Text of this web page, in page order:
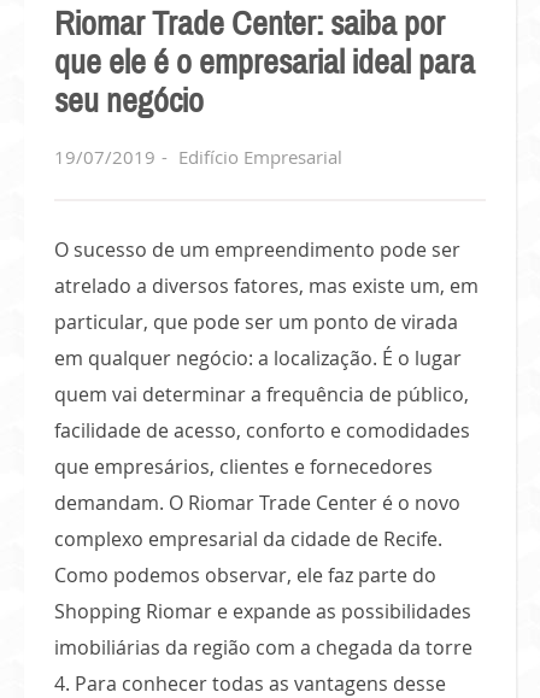
Riomar Trade Center: saiba por
que ele é o empresarial ideal para
seu negócio
19/07/2019 Edifício Empresarial
O sucesso de um empreendimento pode ser
atrelado a diversos fatores, mas existe um, em
particular, que pode ser um ponto de virada
em qualquer negócio: a localização. É o lugar
quem vai determinar a frequência de público,
facilidade de acesso, conforto e comodidades
que empresários, clientes e fornecedores
demandam. O Riomar Trade Center é o novo
complexo empresarial da cidade de Recife.
Como podemos observar, ele faz parte do
Shopping Riomar e expande as possibilidades
imobiliárias da região com a chegada da torre
4. Para conhecer todas as vantagens desse